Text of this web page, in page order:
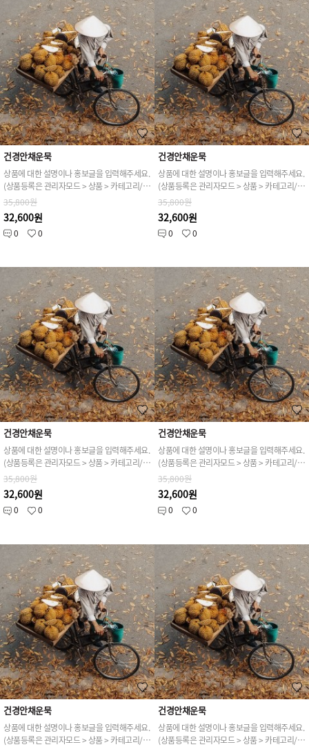
건경안채운묵
상품에 대한 설명이나 홍보글을 입력해주세요.
(상품등록은 관리자모드 > 상품 > 카테고리/상품관리 > 상품등록 가능)
35,800원
32,600원
0 0
건경안채운묵
상품에 대한 설명이나 홍보글을 입력해주세요.
(상품등록은 관리자모드 > 상품 > 카테고리/상품관리 > 상품등록 가능)
35,800원
32,600원
0 0
건경안채운묵
상품에 대한 설명이나 홍보글을 입력해주세요.
(상품등록은 관리자모드 > 상품 > 카테고리/상품관리 > 상품등록 가능)
35,800원
32,600원
0 0
건경안채운묵
상품에 대한 설명이나 홍보글을 입력해주세요.
(상품등록은 관리자모드 > 상품 > 카테고리/상품관리 > 상품등록 가능)
35,800원
32,600원
0 0
건경안채운묵
상품에 대한 설명이나 홍보글을 입력해주세요.
(상품등록은 관리자모드 > 상품 > 카테고리/상품관리 > 상품등록 가능)
건경안채운묵
상품에 대한 설명이나 홍보글을 입력해주세요.
(상품등록은 관리자모드 > 상품 > 카테고리/상품관리 > 상품등록 가능)